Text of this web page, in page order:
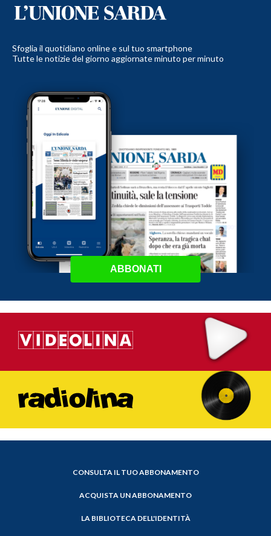
Sfoglia il quotidiano online e sul tuo smartphone
Tutte le notizie del giorno aggiornate minuto per minuto
ABBONATI
CONSULTA IL TUO ABBONAMENTO
ACQUISTA UN ABBONAMENTO
LA BIBLIOTECA DELL'IDENTITÀ